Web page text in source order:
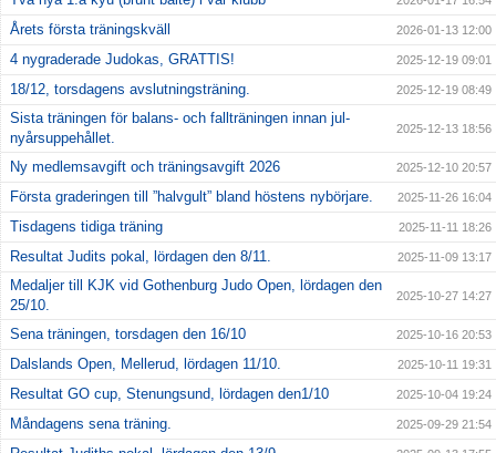
Årets första träningskväll 2026-01-13 12:00
4 nygraderade Judokas, GRATTIS! 2025-12-19 09:01
18/12, torsdagens avslutningsträning. 2025-12-19 08:49
Sista träningen för balans- och fallträningen innan jul-
nyårsuppehållet.
2025-12-13 18:56
Ny medlemsavgift och träningsavgift 2026 2025-12-10 20:57
Första graderingen till ”halvgult” bland höstens nybörjare. 2025-11-26 16:04
Tisdagens tidiga träning 2025-11-11 18:26
Resultat Judits pokal, lördagen den 8/11. 2025-11-09 13:17
Medaljer till KJK vid Gothenburg Judo Open, lördagen den
25/10.
2025-10-27 14:27
Sena träningen, torsdagen den 16/10 2025-10-16 20:53
Dalslands Open, Mellerud, lördagen 11/10. 2025-10-11 19:31
Resultat GO cup, Stenungsund, lördagen den1/10 2025-10-04 19:24
Måndagens sena träning. 2025-09-29 21:54